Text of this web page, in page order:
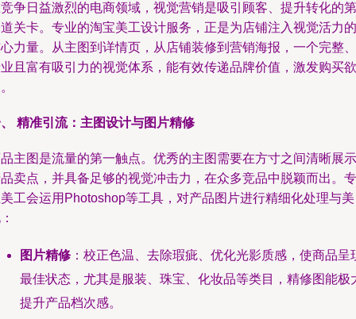
争日益激烈的电商领域，视觉营销是吸引顾客、提升转化的第
关卡。专业的淘宝美工设计服务，正是为店铺注入视觉活力的
力量。从主图到详情页，从店铺装修到营销海报，一个完整、
且富有吸引力的视觉体系，能有效传递品牌价值，激发购买欲
精准引流：主图设计与图片精修
主图是流量的第一触点。优秀的主图需要在方寸之间清晰展示
卖点，并具备足够的视觉冲击力，在众多竞品中脱颖而出。专
工会运用Photoshop等工具，对产品图片进行精细化处理与美
图片精修 ：校正色温、去除瑕疵、优化光影质感，使商品呈
最佳状态，尤其是服装、珠宝、化妆品等类目，精修图能极
提升产品档次感。